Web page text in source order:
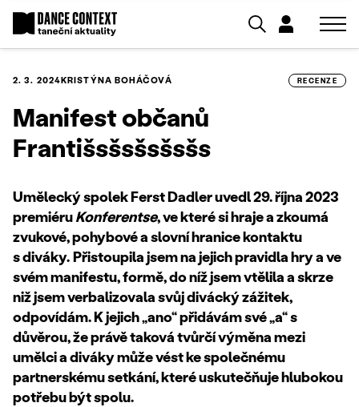
2. 3. 2024KRISTÝNA BOHÁČOVÁ RECENZE
Manifest občanů
Františsšsšsšsšs
Umělecký spolek Ferst Dadler uvedl 29. října 2023
premiéruKonferentse, ve které si hraje a zkoumá
zvukové, pohybové a slovní hranice kontaktu
s diváky.Přistoupila jsem na jejich pravidla hry a ve
svém manifestu, formě, do níž jsem vtělila a skrze
niž jsem verbalizovala svůj divácký zážitek,
odpovídám.K jejich „ano“ přidávám své „a“ s
důvěrou, že právě taková tvůrčí výměna mezi
umělci a diváky může vést ke společnému
partnerskému setkání, které uskutečňuje hlubokou
potřebu být spolu.